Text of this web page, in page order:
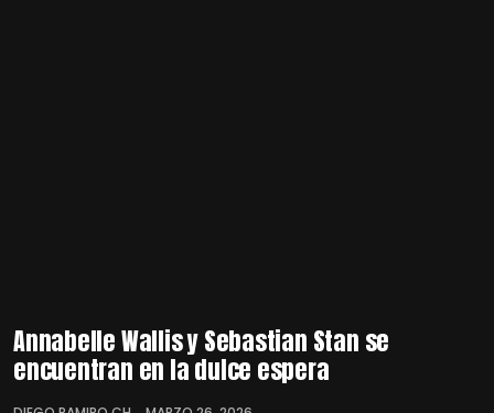
Annabelle Wallis y Sebastian Stan se
encuentran en la dulce espera